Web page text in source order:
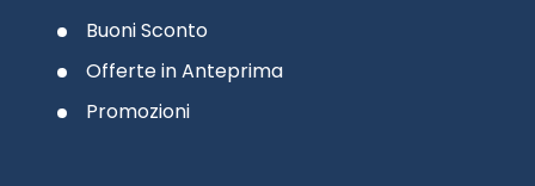
Buoni Sconto
Offerte in Anteprima
Promozioni